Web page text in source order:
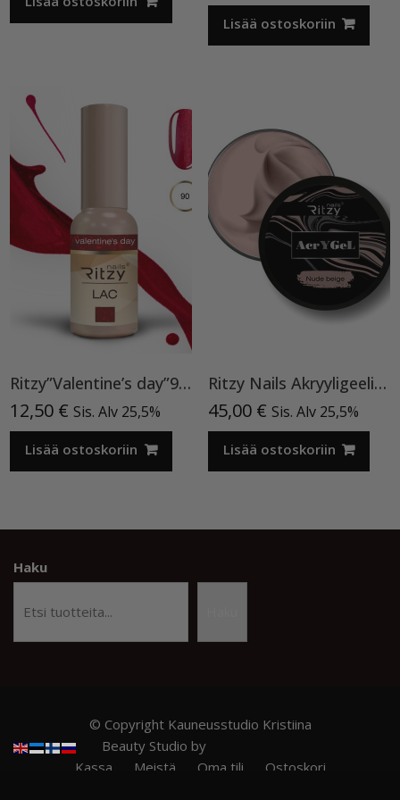
12,50 €.9,90 €.
Lisää ostoskoriin
Ritzy”Valentine’s day”90, geelilakka TPO vapaa
12,50 € Sis. Alv 25,5%
Lisää ostoskoriin
Ritzy Nails Akryyligeeli “Nude Beige”,56ml TPO vapaa
45,00 € Sis. Alv 25,5%
Lisää ostoskoriin
Haku
© Copyright Kauneusstudio Kristiina
Beauty Studio by
Kassa
Meistä Oma tili
Ostoskori